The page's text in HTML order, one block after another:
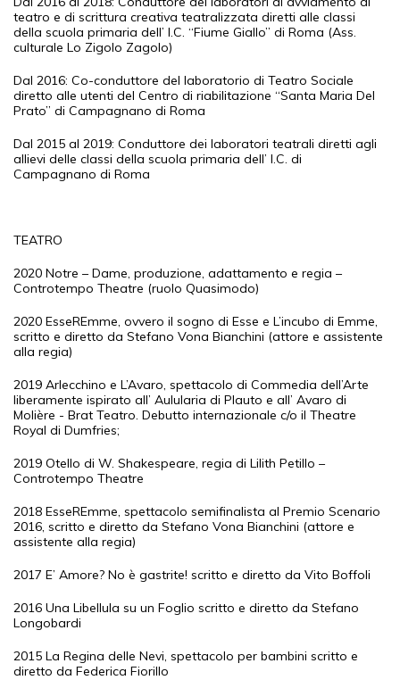
teatro e di scrittura creativa teatralizzata diretti alle classi
della scuola primaria dell’ I.C. “Fiume Giallo” di Roma (Ass.
culturale Lo Zigolo Zagolo)
Dal 2016: Co-conduttore del laboratorio di Teatro Sociale
diretto alle utenti del Centro di riabilitazione “Santa Maria Del
Prato” di Campagnano di Roma
Dal 2015 al 2019: Conduttore dei laboratori teatrali diretti agli
allievi delle classi della scuola primaria dell’ I.C. di
Campagnano di Roma
TEATRO
2020 Notre – Dame, produzione, adattamento e regia –
Controtempo Theatre (ruolo Quasimodo)
2020 EsseREmme, ovvero il sogno di Esse e L’incubo di Emme,
scritto e diretto da Stefano Vona Bianchini (attore e assistente
alla regia)
2019 Arlecchino e L’Avaro, spettacolo di Commedia dell’Arte
liberamente ispirato all’ Aulularia di Plauto e all’ Avaro di
Molière - Brat Teatro. Debutto internazionale c/o il Theatre
Royal di Dumfries;
2019 Otello di W. Shakespeare, regia di Lilith Petillo –
Controtempo Theatre
2018 EsseREmme, spettacolo semifinalista al Premio Scenario
2016, scritto e diretto da Stefano Vona Bianchini (attore e
assistente alla regia)
2017 E’ Amore? No è gastrite! scritto e diretto da Vito Boffoli
2016 Una Libellula su un Foglio scritto e diretto da Stefano
Longobardi
2015 La Regina delle Nevi, spettacolo per bambini scritto e
diretto da Federica Fiorillo